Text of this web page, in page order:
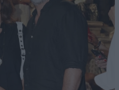
η αλεπού στο παζάρι.
0 0